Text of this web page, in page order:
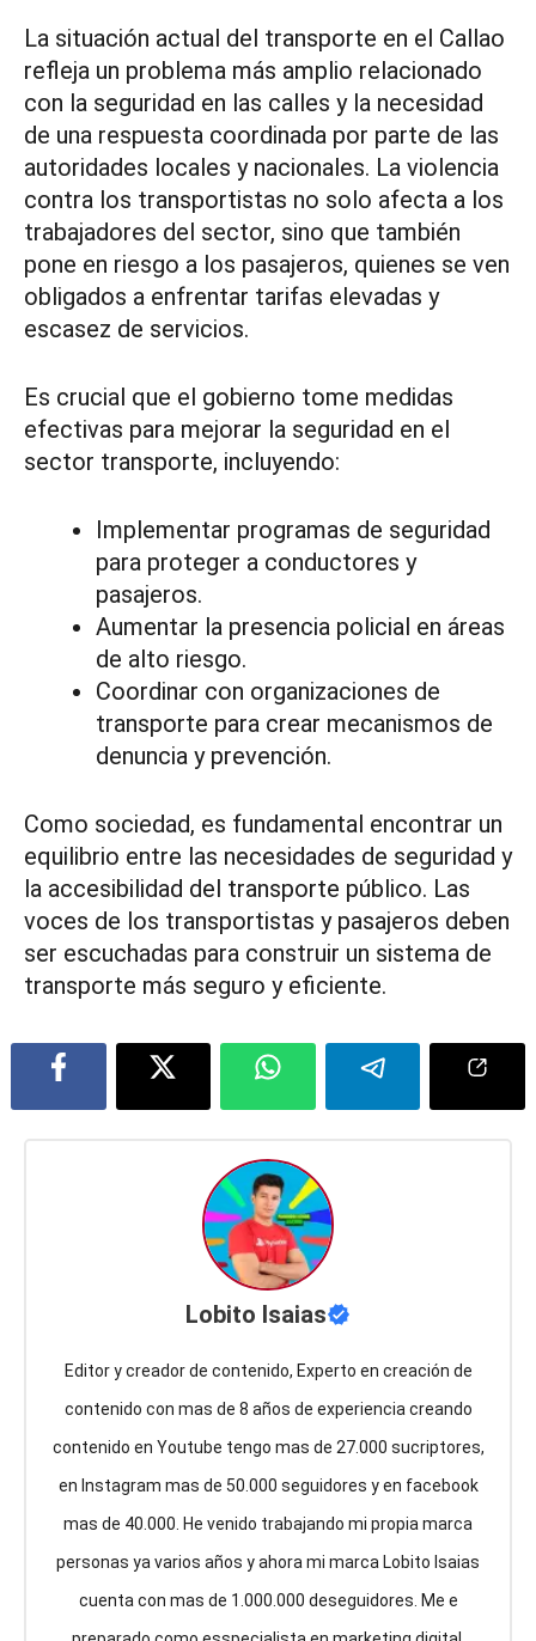
La situación actual del transporte en el Callao
refleja un problema más amplio relacionado
con la seguridad en las calles y la necesidad
de una respuesta coordinada por parte de las
autoridades locales y nacionales. La violencia
contra los transportistas no solo afecta a los
trabajadores del sector, sino que también
pone en riesgo a los pasajeros, quienes se ven
obligados a enfrentar tarifas elevadas y
escasez de servicios.
Es crucial que el gobierno tome medidas
efectivas para mejorar la seguridad en el
sector transporte, incluyendo:
Implementar programas de seguridad
para proteger a conductores y
pasajeros.
Aumentar la presencia policial en áreas
de alto riesgo.
Coordinar con organizaciones de
transporte para crear mecanismos de
denuncia y prevención.
Como sociedad, es fundamental encontrar un
equilibrio entre las necesidades de seguridad y
la accesibilidad del transporte público. Las
voces de los transportistas y pasajeros deben
ser escuchadas para construir un sistema de
transporte más seguro y eficiente.
Lobito Isaias
Editor y creador de contenido, Experto en creación de
contenido con mas de 8 años de experiencia creando
contenido en Youtube tengo mas de 27.000 sucriptores,
en Instagram mas de 50.000 seguidores y en facebook
mas de 40.000. He venido trabajando mi propia marca
personas ya varios años y ahora mi marca Lobito Isaias
cuenta con mas de 1.000.000 deseguidores. Me e